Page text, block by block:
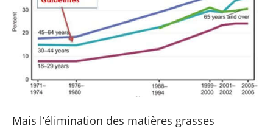
Mais l’élimination des matières grasses